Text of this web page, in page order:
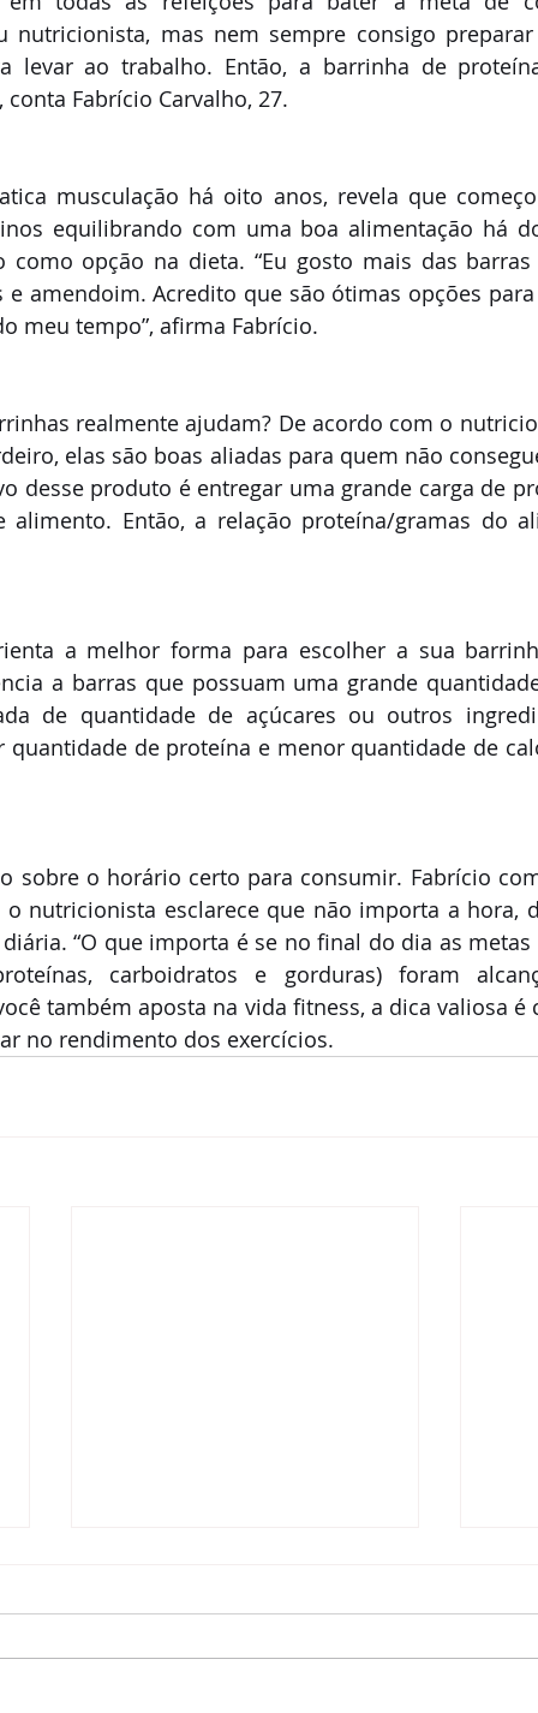
nutricionista, mas nem sempre consigo
levar ao trabalho. Então, a barrinha de
Fabrício Carvalho, 27.
musculação há oito anos, revela que
equilibrando com uma boa alimentação há
como opção na dieta. “Eu gosto mais das
e amendoim. Acredito que são ótimas opções
meu tempo”, afirma Fabrício.
realmente ajudam? De acordo com o
elas são boas aliadas para quem não
desse produto é entregar uma grande carga de
alimento. Então, a relação proteína/gramas do
a melhor forma para escolher a sua
a barras que possuam uma grande
de quantidade de açúcares ou outros
de proteína e menor quantidade de
sobre o horário certo para consumir. Fabrício
nutricionista esclarece que não importa a hora,
“O que importa é se no final do dia as
carboidratos e gorduras) foram
também aposta na vida fitness, a dica valiosa é
no rendimento dos exercícios.